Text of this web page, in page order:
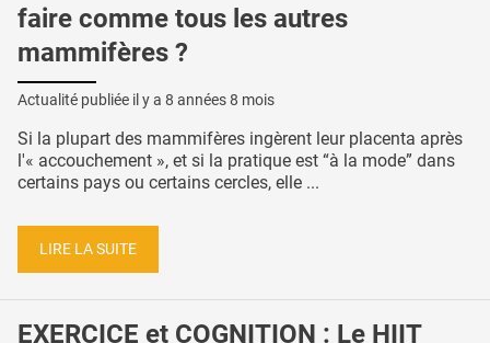
faire comme tous les autres
mammifères ?
Actualité publiée il y a 8 années 8 mois
Si la plupart des mammifères ingèrent leur placenta après
l'« accouchement », et si la pratique est “à la mode” dans
certains pays ou certains cercles, elle ...
LIRE LA SUITE
EXERCICE et COGNITION : Le HIIT